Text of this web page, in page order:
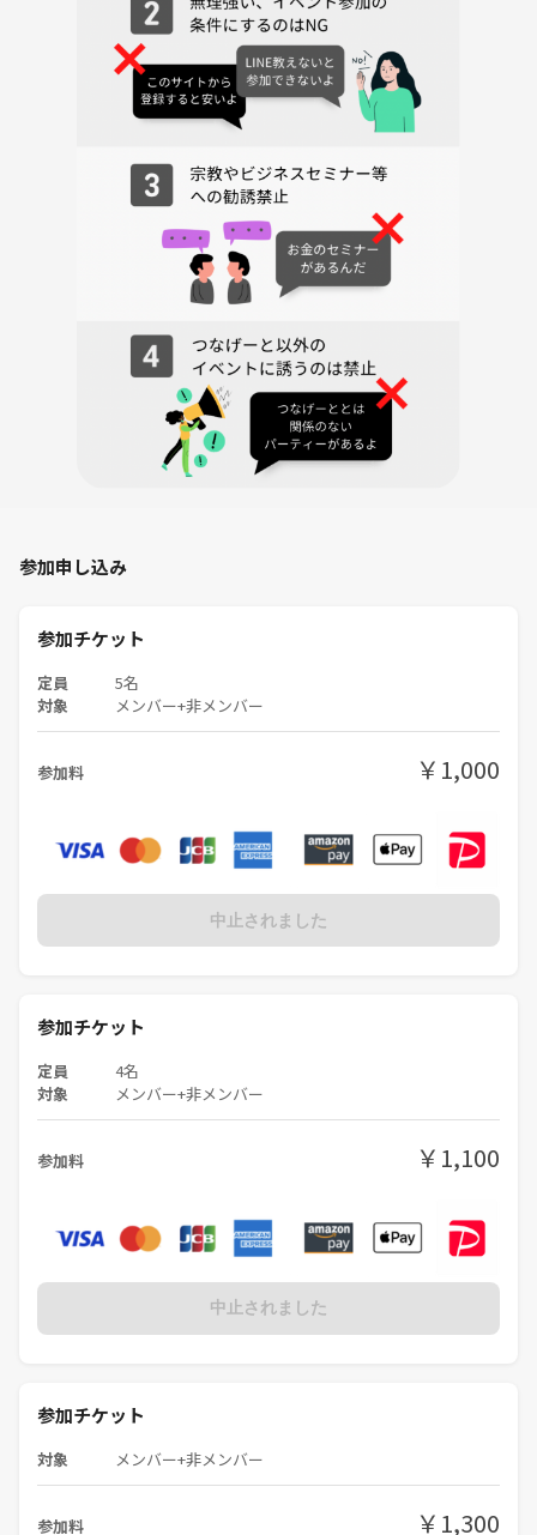
参加申し込み
参加チケット
定員 5名
対象 メンバー+非メンバー
参加料 ￥1,000
中止されました
参加チケット
定員 4名
対象 メンバー+非メンバー
参加料 ￥1,100
中止されました
参加チケット
対象 メンバー+非メンバー
参加料 ￥1,300